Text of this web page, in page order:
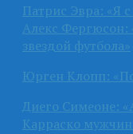
Патрис Эвра: «Я
Алекс Фергюсон:
звездой футбола»
Юрген Клопп:
Диего Симеоне:
Карраско